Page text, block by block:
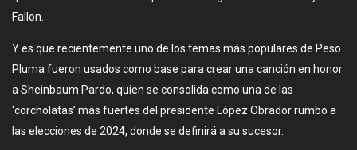
Fallon.
Y es que recientemente uno de los temas más populares de Peso
Pluma fueron usados como base para crear una canción en honor
a Sheinbaum Pardo, quien se consolida como una de las
‘corcholatas’ más fuertes del presidente López Obrador rumbo a
las elecciones de 2024, donde se definirá a su sucesor.